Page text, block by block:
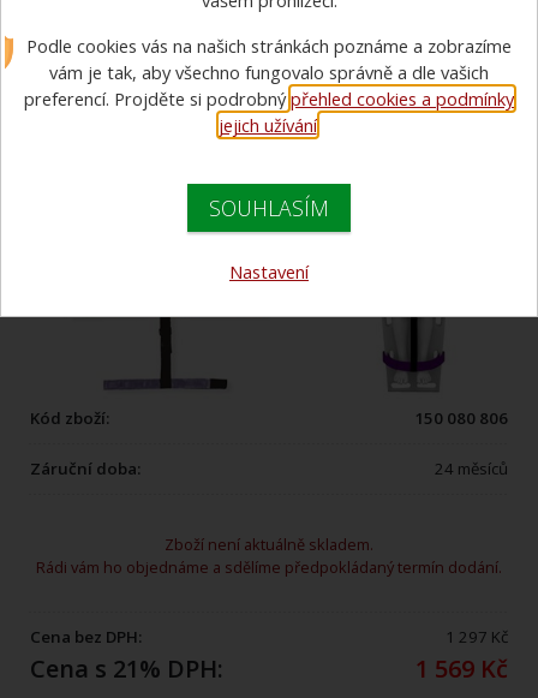
páteřní desku
Kód zboží: 150 080 806
Záruční doba: 24 měsíců
Zboží není aktuálně skladem.
Rádi vám ho objednáme a sdělíme předpokládaný termín dodání.
Cena bez DPH: 1 297 Kč
Cena s 21% DPH: 1 569 Kč
Podle cookies vás na našich stránkách poznáme a zobrazíme
vám je tak, aby všechno fungovalo správně a dle vašich
preferencí. Projděte si podrobnýpřehled cookies a podmínky
jejich užívání.
SOUHLASÍM
Nastavení